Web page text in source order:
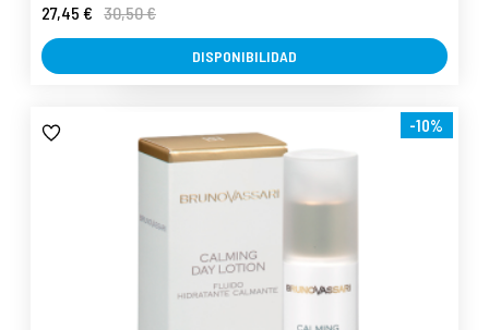
27,45 € 30,50 €
DISPONIBILIDAD
-10%